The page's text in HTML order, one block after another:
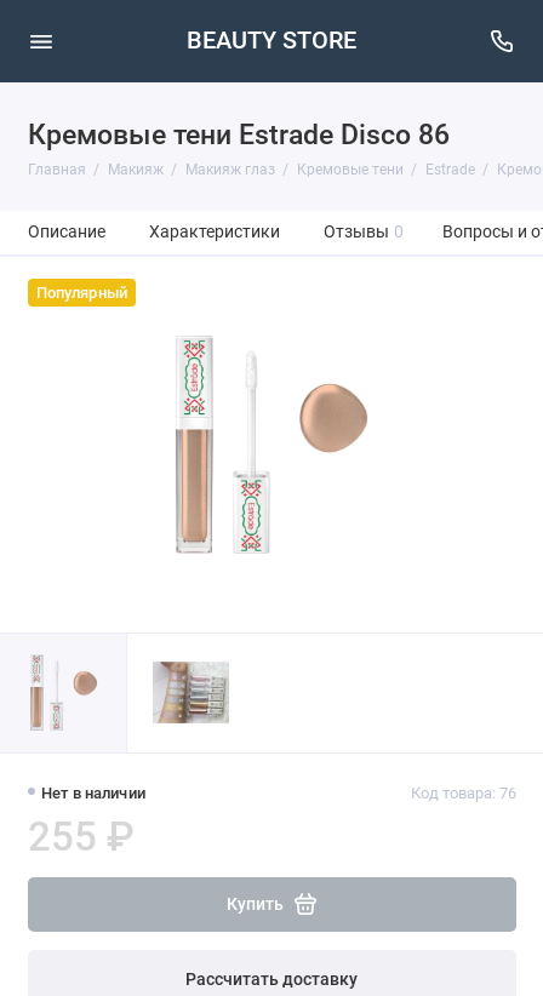
BEAUTY STORE
Кремовые тени Estrade Disco 86
Главная Макияж Макияж глаз Кремовые тени Estrade
Описание Характеристики Отзывы 0 Вопросы и
Популярный
Нет в наличии Код товара: 76
255 ₽
Купить
Рассчитать доставку